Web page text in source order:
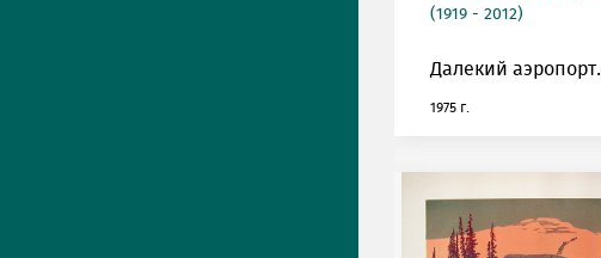
(1919 - 2012)
Далекий аэропорт.
1975 г.